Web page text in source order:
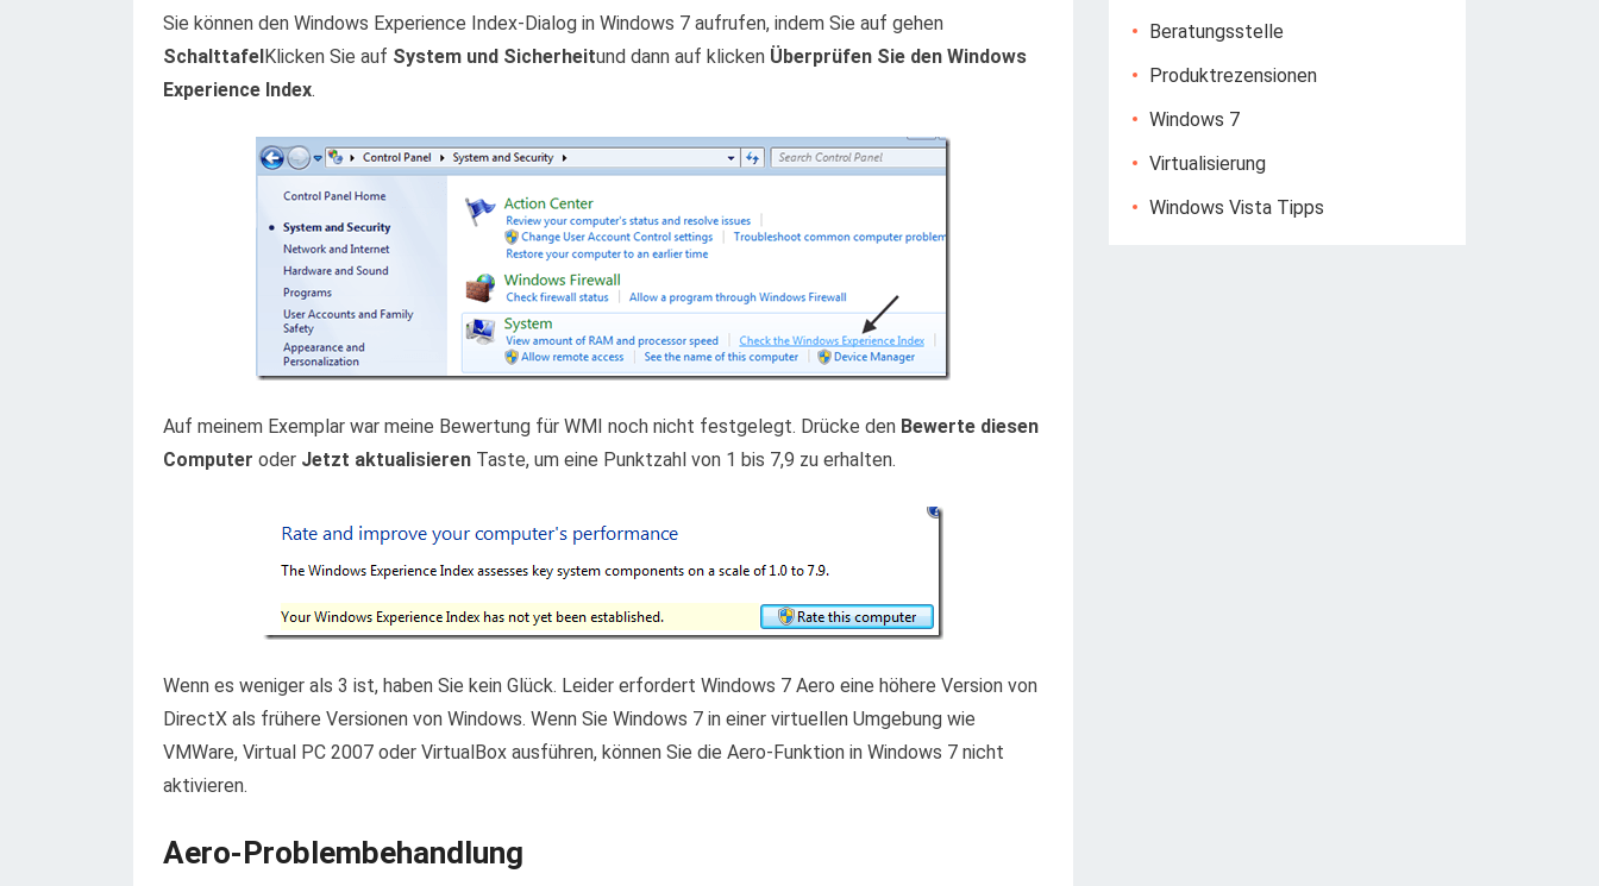
Sie können den Windows Experience Index-Dialog in Windows 7 aufrufen, indem Sie auf gehen
SchalttafelKlicken Sie auf System und Sicherheitund dann auf klicken Überprüfen Sie den Windows
Experience Index.
Auf meinem Exemplar war meine Bewertung für WMI noch nicht festgelegt. Drücke den Bewerte diesen
Computer oder Jetzt aktualisieren Taste, um eine Punktzahl von 1 bis 7,9 zu erhalten.
Wenn es weniger als 3 ist, haben Sie kein Glück. Leider erfordert Windows 7 Aero eine höhere Version von
DirectX als frühere Versionen von Windows. Wenn Sie Windows 7 in einer virtuellen Umgebung wie
VMWare, Virtual PC 2007 oder VirtualBox ausführen, können Sie die Aero-Funktion in Windows 7 nicht
aktivieren.
Aero-Problembehandlung
Beratungsstelle
Produktrezensionen
Windows 7
Virtualisierung
Windows Vista Tipps